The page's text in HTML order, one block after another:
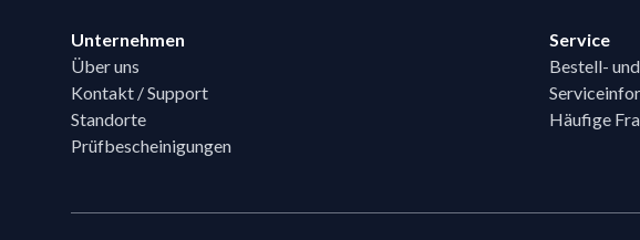
Unternehmen
Über uns
Kontakt / Support
Standorte
Prüfbescheinigungen
Service
Bestell-
Häufige